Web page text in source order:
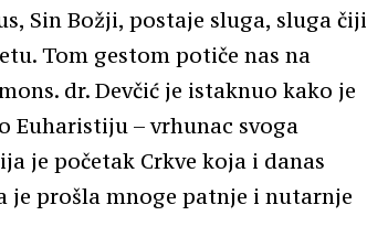
Sin Božji, postaje sluga, sluga čiji
Tom gestom potiče nas na
dr. Devčić je istaknuo kako je
Euharistiju – vrhunac svoga
je početak Crkve koja i danas
je prošla mnoge patnje i nutarnje